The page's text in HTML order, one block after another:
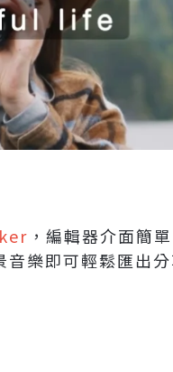
，編輯器介面簡
樂即可輕鬆匯出